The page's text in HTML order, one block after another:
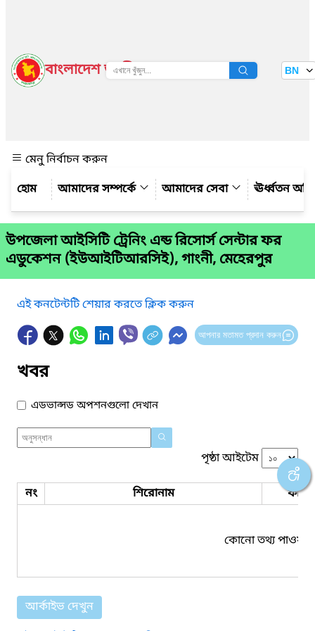
বাংলাদেশ জাতীয় তথ্য বাতায়ন BN
মেনু নির্বাচন করুন
আমাদের সম্পর্কে
আমাদের সেবা ঊর্ধ্বতন
উপজেলা আইসিটি ট্রেনিং এন্ড রিসোর্স সেন্টার ফর
এডুকেশন (ইউআইটিআরসিই), গাংনী, মেহেরপুর
এই কনটেন্টটি শেয়ার করতে ক্লিক করুন
আপনার মতামত প্রদান করুন
খবর
এডভান্সড অপশনগুলো দেখান
পৃষ্ঠা আইটেম
নং শিরোনাম ফাইল
কোনো তথ্য পাওয়া
আর্কাইভ দেখুন